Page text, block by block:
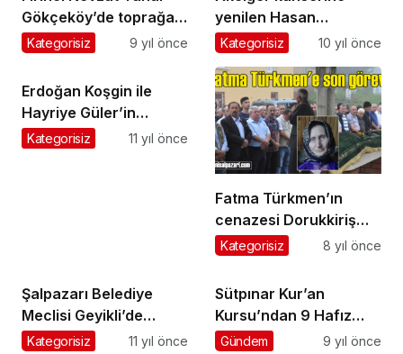
Gökçeköy’de toprağa
verildi
Kategorisiz 9 yıl önce
yenilen Hasan
Karagül’ün cenazesi
Kategorisiz 10 yıl önce
Erdoğan Koşgin ile
Hayriye Güler’in
cenazeleri Gölkiriş’te
Kategorisiz 11 yıl önce
Fatma Türkmen’ın
cenazesi Dorukkiriş
Mahallesi’nde toprağa
Kategorisiz 8 yıl önce
Şalpazarı Belediye
Meclisi Geyikli’de
toplandı
Kategorisiz 11 yıl önce
Sütpınar Kur’an
Kursu’ndan 9 Hafız
daha
Gündem 9 yıl önce